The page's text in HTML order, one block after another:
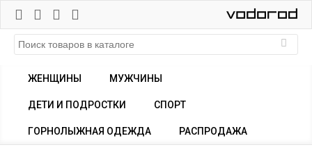
ЖЕНЩИНЫ МУЖЧИНЫ
ДЕТИ И ПОДРОСТКИ СПОРТ
ГОРНОЛЫЖНАЯ ОДЕЖДА РАСПРОДАЖА